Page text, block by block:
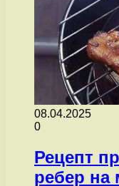
08.04.2025
0
Рецепт
ребер на